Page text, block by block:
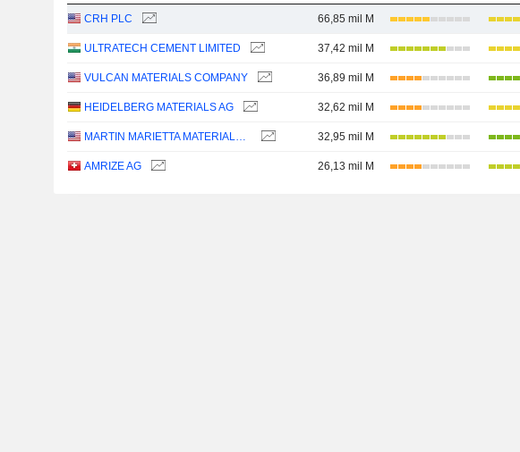
CRH PLC 66,85 mil M
ULTRATECH CEMENT LIMITED 37,42 mil M
VULCAN MATERIALS COMPANY 36,89 mil M
HEIDELBERG MATERIALS AG 32,62 mil M
MARTIN MARIETTA MATERIALS, INC. 32,95 mil M
AMRIZE AG 26,13 mil M